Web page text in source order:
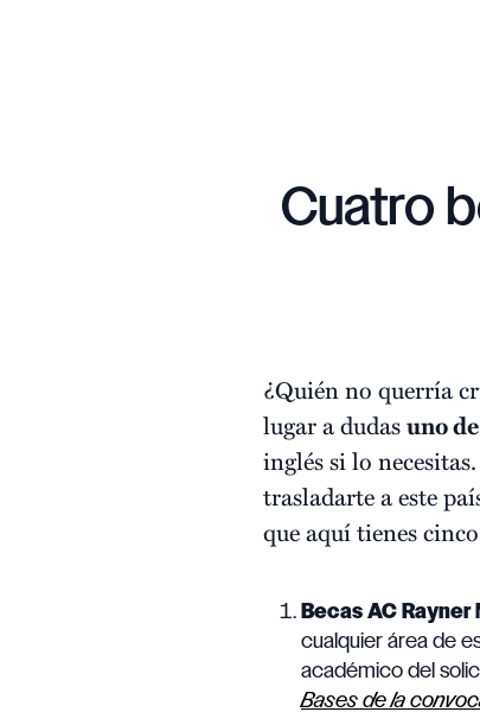
Cuatro
¿Quién no querría
lugar a dudasuno
inglés si lo
trasladarte a este
que aquí tienes
Becas AC
cualquier área de
académico del
Bases de la